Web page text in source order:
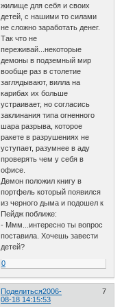
жилище для себя и своих
детей, с нашими то силами
не сложно заработать денег.
Так что не
переживай...некоторые
демоны в подземный мир
вообще раз в столетие
заглядывают, вилла на
карибах их больше
устраивает, но согласись
заклинания типа огненного
шара разрыва, которое
ракете в разрушениях не
уступает, разумнее в аду
проверять чем у себя в
офисе.
Демон положил книгу в
портфель который появился
из черного дыма и подошел к
Пейдж поближе:
- Ммм...интересно ты вопрос
поставила. Хочешь завести
детей?
0
Поделиться 7
2006-
08-18 14:15:53